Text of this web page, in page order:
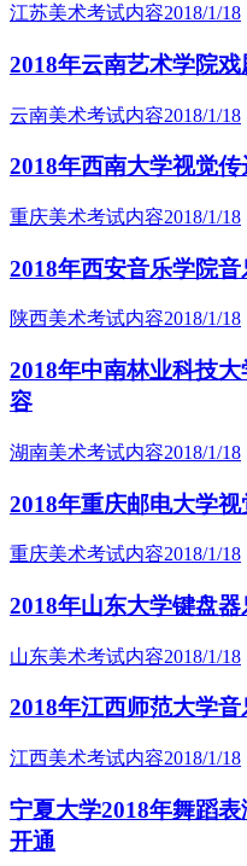
江苏美术考试内容2018/1/18
2018年云南艺术学院
云南美术考试内容2018/1/18
2018年西南大学视觉
重庆美术考试内容2018/1/18
2018年西安音乐学院
陕西美术考试内容2018/1/18
2018年中南林业科技
容
湖南美术考试内容2018/1/18
2018年重庆邮电大学
重庆美术考试内容2018/1/18
2018年山东大学键盘
山东美术考试内容2018/1/18
2018年江西师范大学
江西美术考试内容2018/1/18
宁夏大学2018年舞蹈
开通